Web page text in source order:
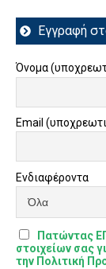
Εγγραφή
Όνομα
Email
Ενδιαφέροντα
Πατώντας
στοιχείων σας
την Πολιτική